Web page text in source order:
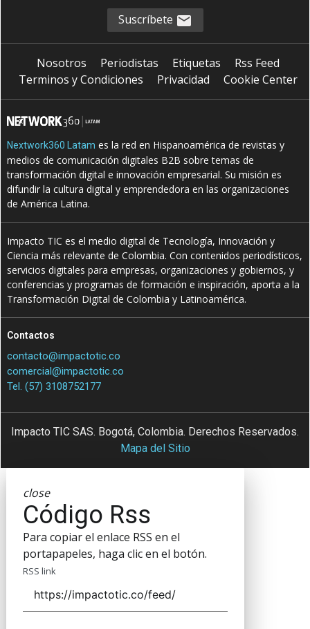
Suscríbete
Nosotros Periodistas Etiquetas
Rss Feed
Terminos y Condiciones
Privacidad Cookie Center
Nextwork360 Latam es la red en Hispanoamérica de revistas y
medios de comunicación digitales B2B sobre temas de
transformación digital e innovación empresarial. Su misión es
difundir la cultura digital y emprendedora en las organizaciones
de América Latina.
Impacto TIC es el medio digital de Tecnología, Innovación y
Ciencia más relevante de Colombia. Con contenidos periodísticos,
servicios digitales para empresas, organizaciones y gobiernos, y
conferencias y programas de formación e inspiración, aporta a la
Transformación Digital de Colombia y Latinoamérica.
Contactos
contacto@impactotic.co
comercial@impactotic.co
Tel. (57) 3108752177
Impacto TIC SAS. Bogotá, Colombia. Derechos Reservados.
Mapa del Sitio
close
Código Rss
Para copiar el enlace RSS en el
portapapeles, haga clic en el botón.
RSS link